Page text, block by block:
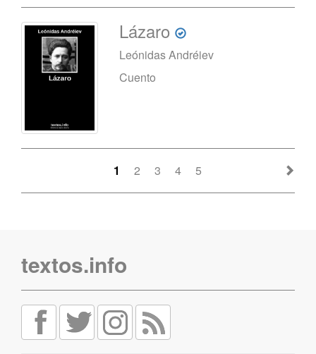
Lázaro
Leónidas Andréiev
Cuento
1 2 3 4 5
textos.info